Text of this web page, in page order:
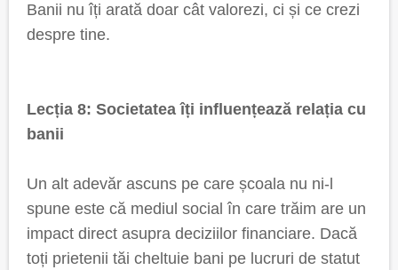
Banii nu îți arată doar cât valorezi, ci și ce crezi
despre tine.
Lecția 8: Societatea îți influențează relația cu
banii
Un alt adevăr ascuns pe care școala nu ni-l
spune este că mediul social în care trăim are un
impact direct asupra deciziilor financiare. Dacă
toți prietenii tăi cheltuie bani pe lucruri de statut